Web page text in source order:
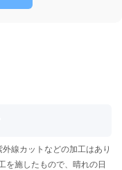
線カットなどの加工はあり
を施したもので、晴れの日